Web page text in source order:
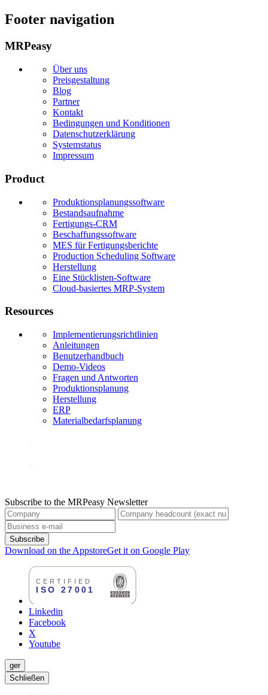
Footer navigation
MRPeasy
Über uns
Preisgestaltung
Blog
Partner
Kontakt
Bedingungen und Konditionen
Datenschutzerklärung
Systemstatus
Impressum
Product
Produktionsplanungssoftware
Bestandsaufnahme
Fertigungs-CRM
Beschaffungssoftware
MES für Fertigungsberichte
Production Scheduling Software
Herstellung
Eine Stücklisten-Software
Cloud-basiertes MRP-System
Resources
Implementierungsrichtlinien
Anleitungen
Benutzerhandbuch
Demo-Videos
Fragen und Antworten
Produktionsplanung
Herstellung
ERP
Materialbedarfsplanung
Subscribe to the MRPeasy Newsletter
Subscribe
Download on the AppstoreGet it on Google Play
Linkedin
Facebook
X
Youtube
ger
Schließen